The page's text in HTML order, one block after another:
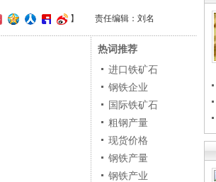
】 责任编辑：刘名
热词推荐
进口铁矿石
钢铁企业
国际铁矿石
粗钢产量
现货价格
钢铁产量
钢铁产业